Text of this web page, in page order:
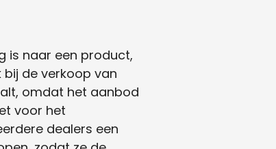
is naar een product,
de verkoop van
omdat het aanbod
voor het
dealers een